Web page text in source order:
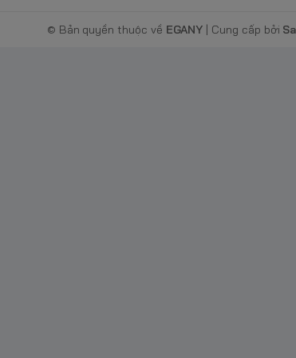
© Bản quyền thuộc về EGANY | Cung cấp bởi